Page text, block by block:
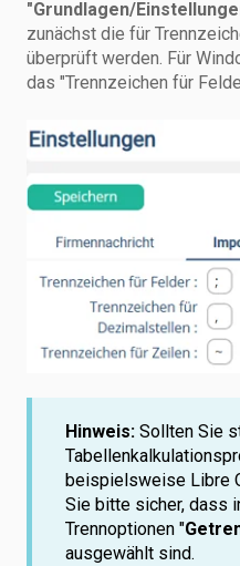
"Grundlagen/
zunächst die für
überprüft werden. Für
das "Trennzeichen für
Hinweis: Sollten Sie
beispielsweise Libre
Sie bitte sicher, dass
Trennoptionen "
ausgewählt sind.